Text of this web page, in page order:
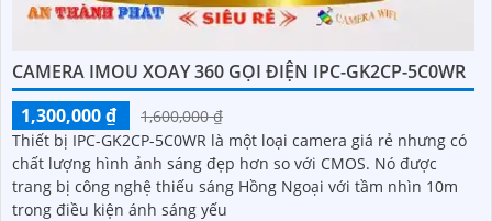
CAMERA IMOU XOAY 360 GỌI ĐIỆN IPC-GK2CP-5C0WR
1,300,000 ₫
1,600,000 ₫
Thiết bị IPC-GK2CP-5C0WR là một loại camera giá rẻ nhưng có
chất lượng hình ảnh sáng đẹp hơn so với CMOS. Nó được
trang bị công nghệ thiếu sáng Hồng Ngoại với tầm nhìn 10m
trong điều kiện ánh sáng yếu